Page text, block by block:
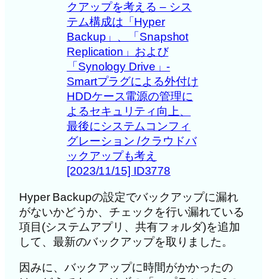
クアップを考える – シス
テム構成は「Hyper
Backup」、「Snapshot
Replication」および
「Synology Drive」-
Smartプラグによる外付け
HDDケース電源の管理に
よるセキュリティ向上、
最後にシステムコンフィ
グレーション /クラウドバ
ックアップも考え
[2023/11/15] ID3778
Hyper Backupの設定でバックアップに漏れ
がないかどうか、チェックを行い漏れている
項目(システムアプリ、共有フォルダ)を追加
して、最新のバックアップを取りました。
因みに、バックアップに時間がかかったの